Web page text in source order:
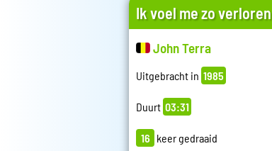
Ik voel me zo verloren
John Terra
Uitgebracht in 1985
Duurt 03:31
16 keer gedraaid